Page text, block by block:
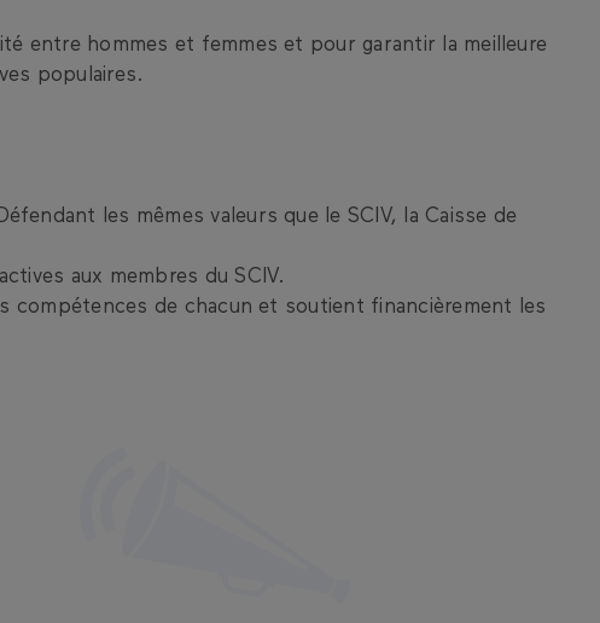
entre hommes et femmes et pour garantir la meilleure
populaires.
les mêmes valeurs que le SCIV, la Caisse de
aux membres du SCIV.
compétences de chacun et soutient financièrement les